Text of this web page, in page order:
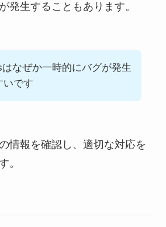
発生することもあります。
はなぜか一時的にバグが発生
いです
情報を確認し、適切な対応を
。